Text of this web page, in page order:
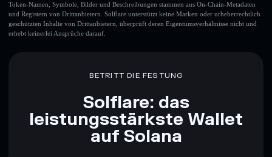
Streetbeat veränderbar
Finanzberatung dar. Recherchiere stets eigenständig. Daten
Token-Namen, Symbole, Bilder und Beschreibungen stammen aus On-Chain-Metadaten
und Registern von Drittanbietern. Solflare unterstützt keine Marken oder urheberrechtlich
geschützten Inhalte von Drittanbietern, überprüft deren Eigentumsverhältnisse nicht und
erhebt keinerlei Ansprüche darauf.
BETRITT DIE FESTUNG
Solflare: das
leistungsstärkste Wallet
auf Solana